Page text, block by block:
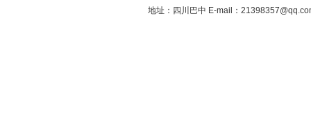
地址：四川巴中 E-mail：